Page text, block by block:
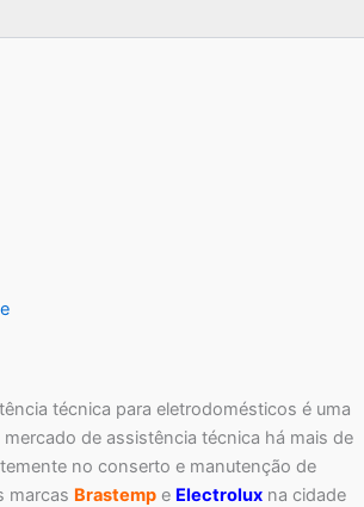
técnica para eletrodomésticos é uma
de assistência técnica há mais de
no conserto e manutenção de
marcas Brastemp e Electrolux na cidade